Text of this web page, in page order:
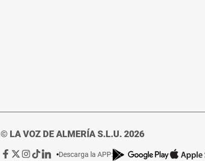
© LA VOZ DE ALMERÍA S.L.U. 2026
Ir
Ir
Ir Ir Ir
Descarga la APP: